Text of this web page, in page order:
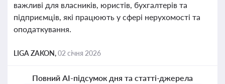
важливі для власників, юристів, бухгалтерів та
підприємців, які працюють у сфері нерухомості та
оподаткування.
LIGA ZAKON,02 січня 2026
Повний AI-підсумок дня та статті-джерела